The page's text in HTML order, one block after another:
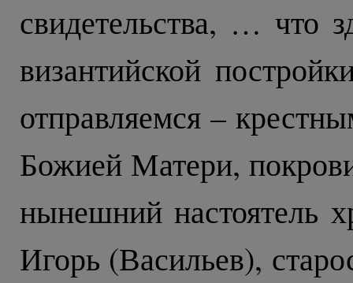
свидетельства, … что
византийской
отправляемся –
Божией Матери,
нынешний настоятель
Игорь (Васильев),